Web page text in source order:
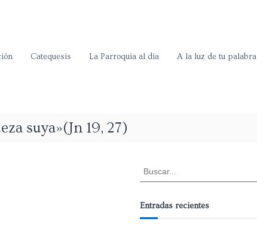
Catequesis La Parroquia al día A la luz de tu palabra
suya»(Jn 19, 27)
Entradas recientes